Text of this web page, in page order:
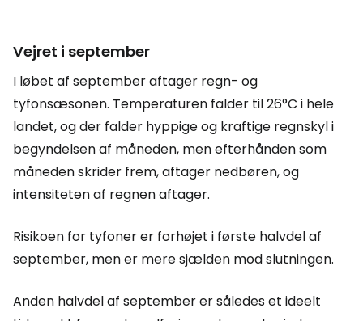
Vejret i september
I løbet af september aftager regn- og
tyfonsæsonen. Temperaturen falder til 26°C i hele
landet, og der falder hyppige og kraftige regnskyl i
begyndelsen af måneden, men efterhånden som
måneden skrider frem, aftager nedbøren, og
intensiteten af regnen aftager.
Risikoen for tyfoner er forhøjet i første halvdel af
september, men er mere sjælden mod slutningen.
Anden halvdel af september er således et ideelt